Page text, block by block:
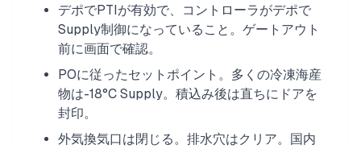
デポでPTIが有効で、コントローラがデポで
Supply制御になっていること。ゲートアウト
前に画面で確認。
POに従ったセットポイント。多くの冷凍海産
物は-18°C Supply。積込み後は直ちにドアを
封印。
外気換気口は閉じる。排水穴はクリア。国内